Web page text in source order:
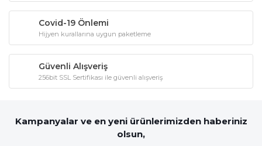
Covid-19 Önlemi
Hijyen kurallarına uygun paketleme
Güvenli Alışveriş
256bit SSL Sertifikası ile güvenli alışveriş
Kampanyalar ve en yeni ürünlerimizden haberiniz
olsun,